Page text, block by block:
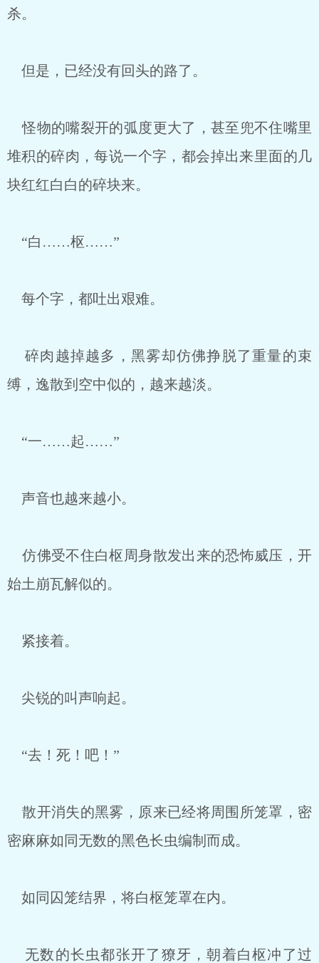
杀。
但是，已经没有回头的路了。
怪物的嘴裂开的弧度更大了，甚至兜不住嘴里
堆积的碎肉，每说一个字，都会掉出来里面的几
块红红白白的碎块来。
“白……枢……”
每个字，都吐出艰难。
碎肉越掉越多，黑雾却仿佛挣脱了重量的束
缚，逸散到空中似的，越来越淡。
“一……起……”
声音也越来越小。
仿佛受不住白枢周身散发出来的恐怖威压，开
始土崩瓦解似的。
紧接着。
尖锐的叫声响起。
“去！死！吧！”
散开消失的黑雾，原来已经将周围所笼罩，密
密麻麻如同无数的黑色长虫编制而成。
如同囚笼结界，将白枢笼罩在内。
无数的长虫都张开了獠牙，朝着白枢冲了过